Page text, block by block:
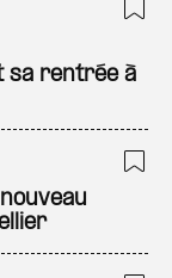
sa rentrée à